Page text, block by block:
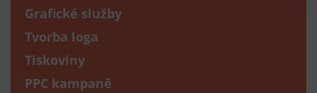
Grafické služby
Tvorba loga
Tiskoviny
PPC kampaně